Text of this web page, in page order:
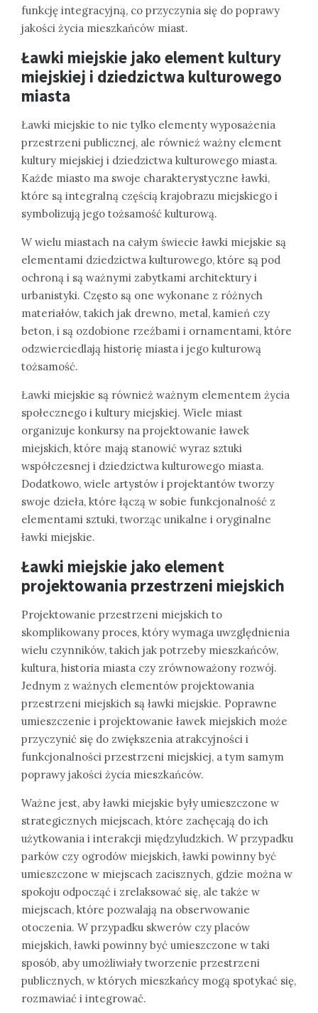
funkcję integracyjną, co przyczynia się do poprawy
jakości życia mieszkańców miast.
Ławki miejskie jako element kultury
miejskiej i dziedzictwa kulturowego
miasta
Ławki miejskie to nie tylko elementy wyposażenia
przestrzeni publicznej, ale również ważny element
kultury miejskiej i dziedzictwa kulturowego miasta.
Każde miasto ma swoje charakterystyczne ławki,
które są integralną częścią krajobrazu miejskiego i
symbolizują jego tożsamość kulturową.
W wielu miastach na całym świecie ławki miejskie są
elementami dziedzictwa kulturowego, które są pod
ochroną i są ważnymi zabytkami architektury i
urbanistyki. Często są one wykonane z różnych
materiałów, takich jak drewno, metal, kamień czy
beton, i są ozdobione rzeźbami i ornamentami, które
odzwierciedlają historię miasta i jego kulturową
tożsamość.
Ławki miejskie są również ważnym elementem życia
społecznego i kultury miejskiej. Wiele miast
organizuje konkursy na projektowanie ławek
miejskich, które mają stanowić wyraz sztuki
współczesnej i dziedzictwa kulturowego miasta.
Dodatkowo, wiele artystów i projektantów tworzy
swoje dzieła, które łączą w sobie funkcjonalność z
elementami sztuki, tworząc unikalne i oryginalne
ławki miejskie.
Ławki miejskie jako element
projektowania przestrzeni miejskich
Projektowanie przestrzeni miejskich to
skomplikowany proces, który wymaga uwzględnienia
wielu czynników, takich jak potrzeby mieszkańców,
kultura, historia miasta czy zrównoważony rozwój.
Jednym z ważnych elementów projektowania
przestrzeni miejskich są ławki miejskie. Poprawne
umieszczenie i projektowanie ławek miejskich może
przyczynić się do zwiększenia atrakcyjności i
funkcjonalności przestrzeni miejskiej, a tym samym
poprawy jakości życia mieszkańców.
Ważne jest, aby ławki miejskie były umieszczone w
strategicznych miejscach, które zachęcają do ich
użytkowania i interakcji międzyludzkich. W przypadku
parków czy ogrodów miejskich, ławki powinny być
umieszczone w miejscach zacisznych, gdzie można w
spokoju odpocząć i zrelaksować się, ale także w
miejscach, które pozwalają na obserwowanie
otoczenia. W przypadku skwerów czy placów
miejskich, ławki powinny być umieszczone w taki
sposób, aby umożliwiały tworzenie przestrzeni
publicznych, w których mieszkańcy mogą spotykać się,
rozmawiać i integrować.